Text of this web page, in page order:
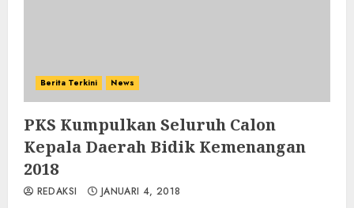
Berita Terkini News
PKS Kumpulkan Seluruh Calon
Kepala Daerah Bidik Kemenangan
2018
REDAKSI JANUARI 4, 2018